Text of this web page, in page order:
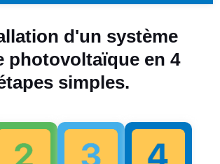
d'un système
photovoltaïque en 4
simples.